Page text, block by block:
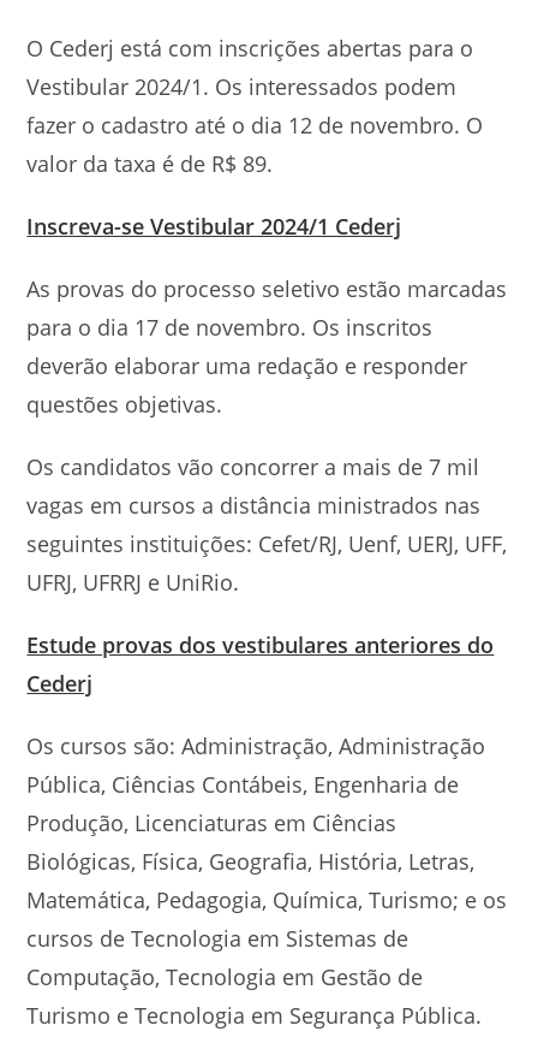
O Cederj está com inscrições abertas para o
Vestibular 2024/1. Os interessados podem
fazer o cadastro até o dia 12 de novembro. O
valor da taxa é de R$ 89.
Inscreva-se Vestibular 2024/1 Cederj
As provas do processo seletivo estão marcadas
para o dia 17 de novembro. Os inscritos
deverão elaborar uma redação e responder
questões objetivas.
Os candidatos vão concorrer a mais de 7 mil
vagas em cursos a distância ministrados nas
seguintes instituições: Cefet/RJ, Uenf, UERJ, UFF,
UFRJ, UFRRJ e UniRio.
Estude provas dos vestibulares anteriores do
Cederj
Os cursos são: Administração, Administração
Pública, Ciências Contábeis, Engenharia de
Produção, Licenciaturas em Ciências
Biológicas, Física, Geografia, História, Letras,
Matemática, Pedagogia, Química, Turismo; e os
cursos de Tecnologia em Sistemas de
Computação, Tecnologia em Gestão de
Turismo e Tecnologia em Segurança Pública.